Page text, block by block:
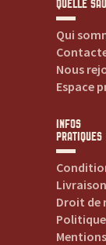
n
c
p
o
u
QUELLE
Qui
Nous
Espace
INFOS
PRATIQUES
Droit